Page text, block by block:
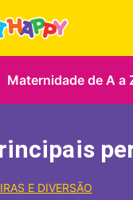
Maternidade de A a
E DIVERSÃO